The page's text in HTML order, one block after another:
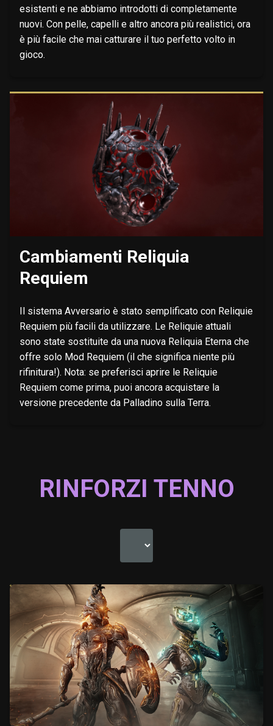
esistenti e ne abbiamo introdotti di completamente
nuovi. Con pelle, capelli e altro ancora più realistici, ora
è più facile che mai catturare il tuo perfetto volto in
gioco.
Cambiamenti Reliquia
Requiem
Il sistema Avversario è stato semplificato con Reliquie
Requiem più facili da utilizzare. Le Reliquie attuali
sono state sostituite da una nuova Reliquia Eterna che
offre solo Mod Requiem (il che significa niente più
rifinitura!). Nota: se preferisci aprire le Reliquie
Requiem come prima, puoi ancora acquistare la
versione precedente da Palladino sulla Terra.
RINFORZI TENNO